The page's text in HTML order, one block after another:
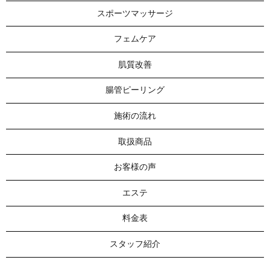
スポーツマッサージ
フェムケア
肌質改善
腸管ピーリング
施術の流れ
取扱商品
お客様の声
エステ
料金表
スタッフ紹介